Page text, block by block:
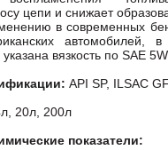
цепи и снижает
в современных
автомобилей, в
вязкость по SAE
API SP, ILSAC
20л, 200л
показатели: